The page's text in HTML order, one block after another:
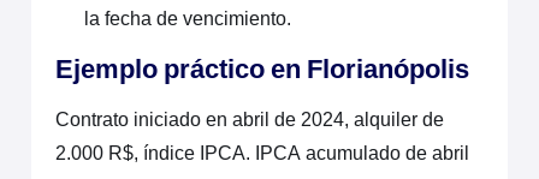
la fecha de vencimiento.
Ejemplo práctico en Florianópolis
Contrato iniciado en abril de 2024, alquiler de
2.000 R$, índice IPCA. IPCA acumulado de abril